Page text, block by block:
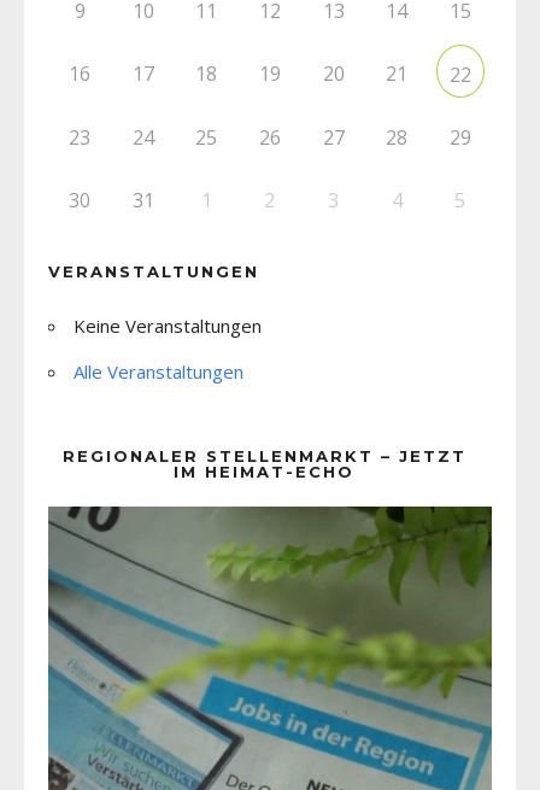
9 10 11 12 13 14 15
16 17 18 19 20 21 22
23 24 25 26 27 28 29
30 31 1 2 3 4 5
VERANSTALTUNGEN
Keine Veranstaltungen
Alle Veranstaltungen
REGIONALER STELLENMARKT – JETZT
IM HEIMAT-ECHO
Player